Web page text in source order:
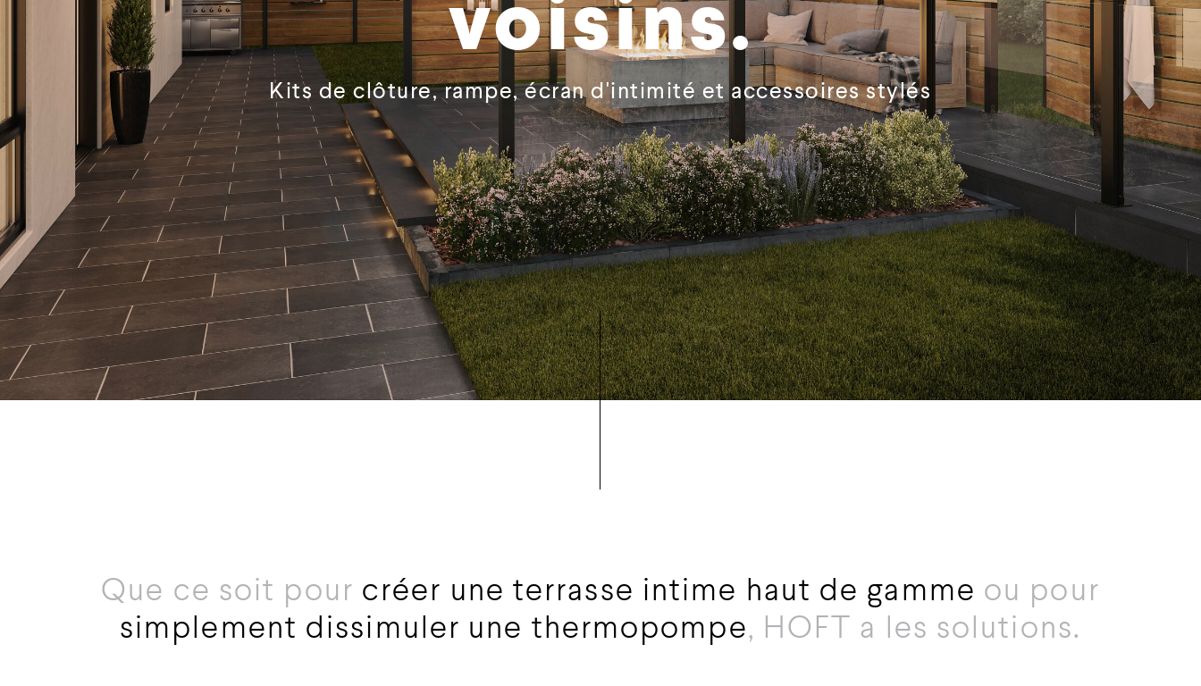
Kits de clôture, rampe, écran d'intimité et accessoires stylés
Que ce soit pour créer une terrasse intime haut de gamme ou pour
simplement dissimuler une thermopompe, HOFT a les solutions.